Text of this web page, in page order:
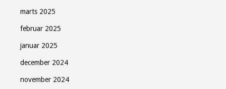
marts 2025
februar 2025
januar 2025
december 2024
november 2024